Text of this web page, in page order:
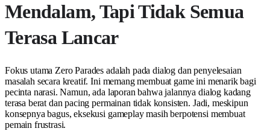
Mendalam, Tapi Tidak Semua
Terasa Lancar
Fokus utama Zero Parades adalah pada dialog dan penyelesaian
masalah secara kreatif. Ini memang membuat game ini menarik bagi
pecinta narasi. Namun, ada laporan bahwa jalannya dialog kadang
terasa berat dan pacing permainan tidak konsisten. Jadi, meskipun
konsepnya bagus, eksekusi gameplay masih berpotensi membuat
pemain frustrasi.